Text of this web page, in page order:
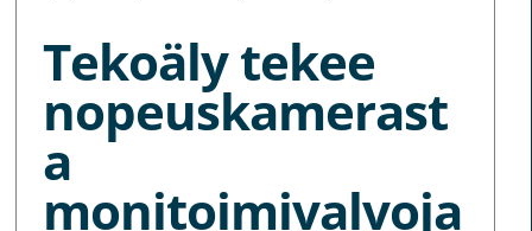
Tekoäly tekee
nopeuskamerast
a
monitoimivalvoja